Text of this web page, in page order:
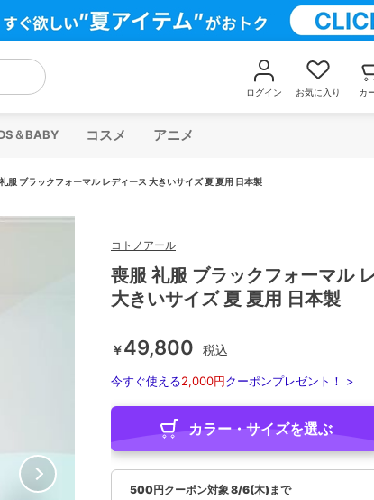
ログイン お気に入り カ
＆BABY コスメ アニメ
服 ブラックフォーマル レディース 大きいサイズ 夏 夏用 日本製
コトノアール
喪服 礼服 ブラックフォーマル
大きいサイズ 夏 夏用 日本製
￥49,800 税込
今すぐ使える2,000円クーポンプレゼント！ >
カラー・サイズを選ぶ
500円クーポン対象 8/6(木)まで